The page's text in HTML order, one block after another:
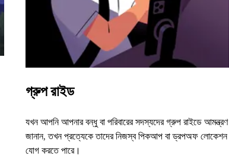
গ্রুপ রাইড
যখন আপনি আপনার বন্ধু বা পরিবারের সদস্যদের গ্রুপ রাইডে আমন্ত্রণ
জানান, তখন প্রত্যেকে তাদের নিজস্ব পিকআপ বা ড্রপঅফ লোকেশন
যোগ করতে পারে।